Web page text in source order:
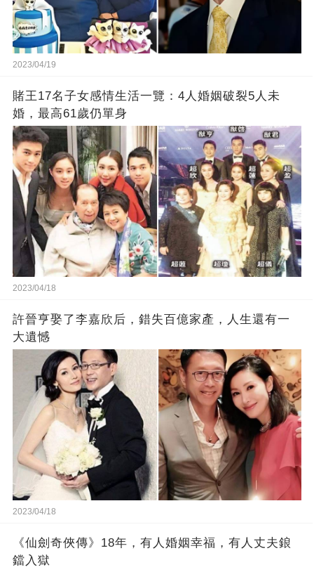
2023/04/19
賭王17名子女感情生活一覽：4人婚姻破裂5人未
婚，最高61歲仍單身
2023/04/18
許晉亨娶了李嘉欣后，錯失百億家產，人生還有一
大遺憾
2023/04/18
《仙劍奇俠傳》18年，有人婚姻幸福，有人丈夫鋃
鐺入獄